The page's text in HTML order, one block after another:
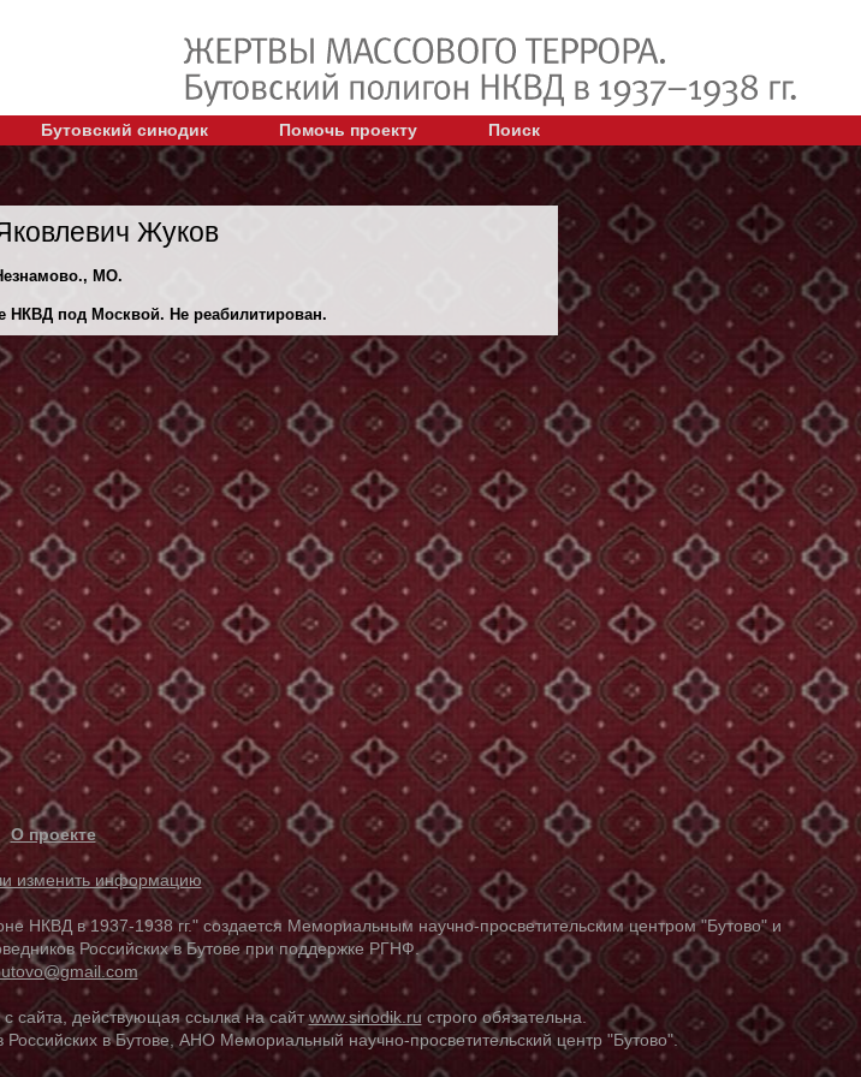
Бутовский синодик Помочь проекту Поиск
Жуков
МО.
НКВД под Москвой. Не реабилитирован.
О проекте
изменить информацию
в 1937-1938 гг." создается Мемориальным научно-просветительским центром "Бутово" и
Российских в Бутове при поддержке РГНФ.
сайта, действующая ссылка на сайтwww.sinodik.ru строго обязательна.
в Бутове, АНО Мемориальный научно-просветительский центр "Бутово".